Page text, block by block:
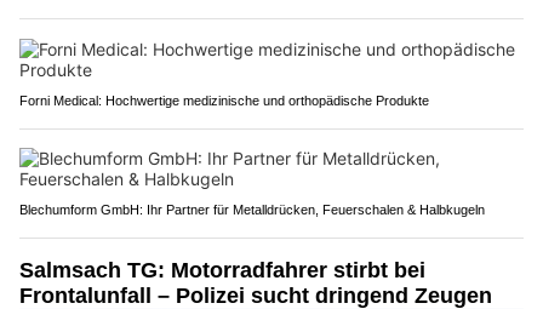
Forni Medical: Hochwertige medizinische und orthopädische Produkte
Blechumform GmbH: Ihr Partner für Metalldrücken, Feuerschalen & Halbkugeln
Salmsach TG: Motorradfahrer stirbt bei
Frontalunfall – Polizei sucht dringend Zeugen